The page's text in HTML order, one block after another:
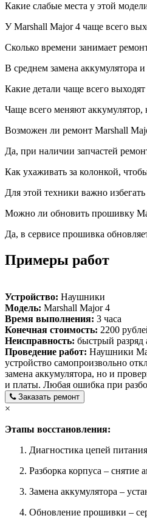
Какие слабые места у этой
У Marshall Major 4 чаще всего
Сколько времени занимает
В среднем замена аккумулятора
Какие детали чаще всего выходят
Чаще всего меняют аккумулятор,
Возможен ли ремонт Marshall
Да, при наличии запчастей
Как ухаживать за колонкой,
Для этой техники важно
Можно ли обновить прошивку
Да, в сервисе прошивка
Примеры работ
Устройство: Наушники
Модель: Marshall Major 4
Время выполнения: 3 часа
Конечная стоимость: 2200
Неисправность: быстрый разряд
Проведение работ: Наушники
устройство самопроизвольно
замена аккумулятора, но и
и платы. Любая ошибка при
Заказать ремонт
×
Этапы восстановления:
Диагностика цепей
Разборка корпуса –
Замена аккумулятора –
Обновление прошивки –